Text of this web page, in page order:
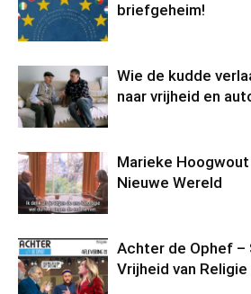
briefgeheim!
Wie de kudde
naar vrijheid en
Marieke
Nieuwe Wereld
Achter de Ophef –
Vrijheid van Religie